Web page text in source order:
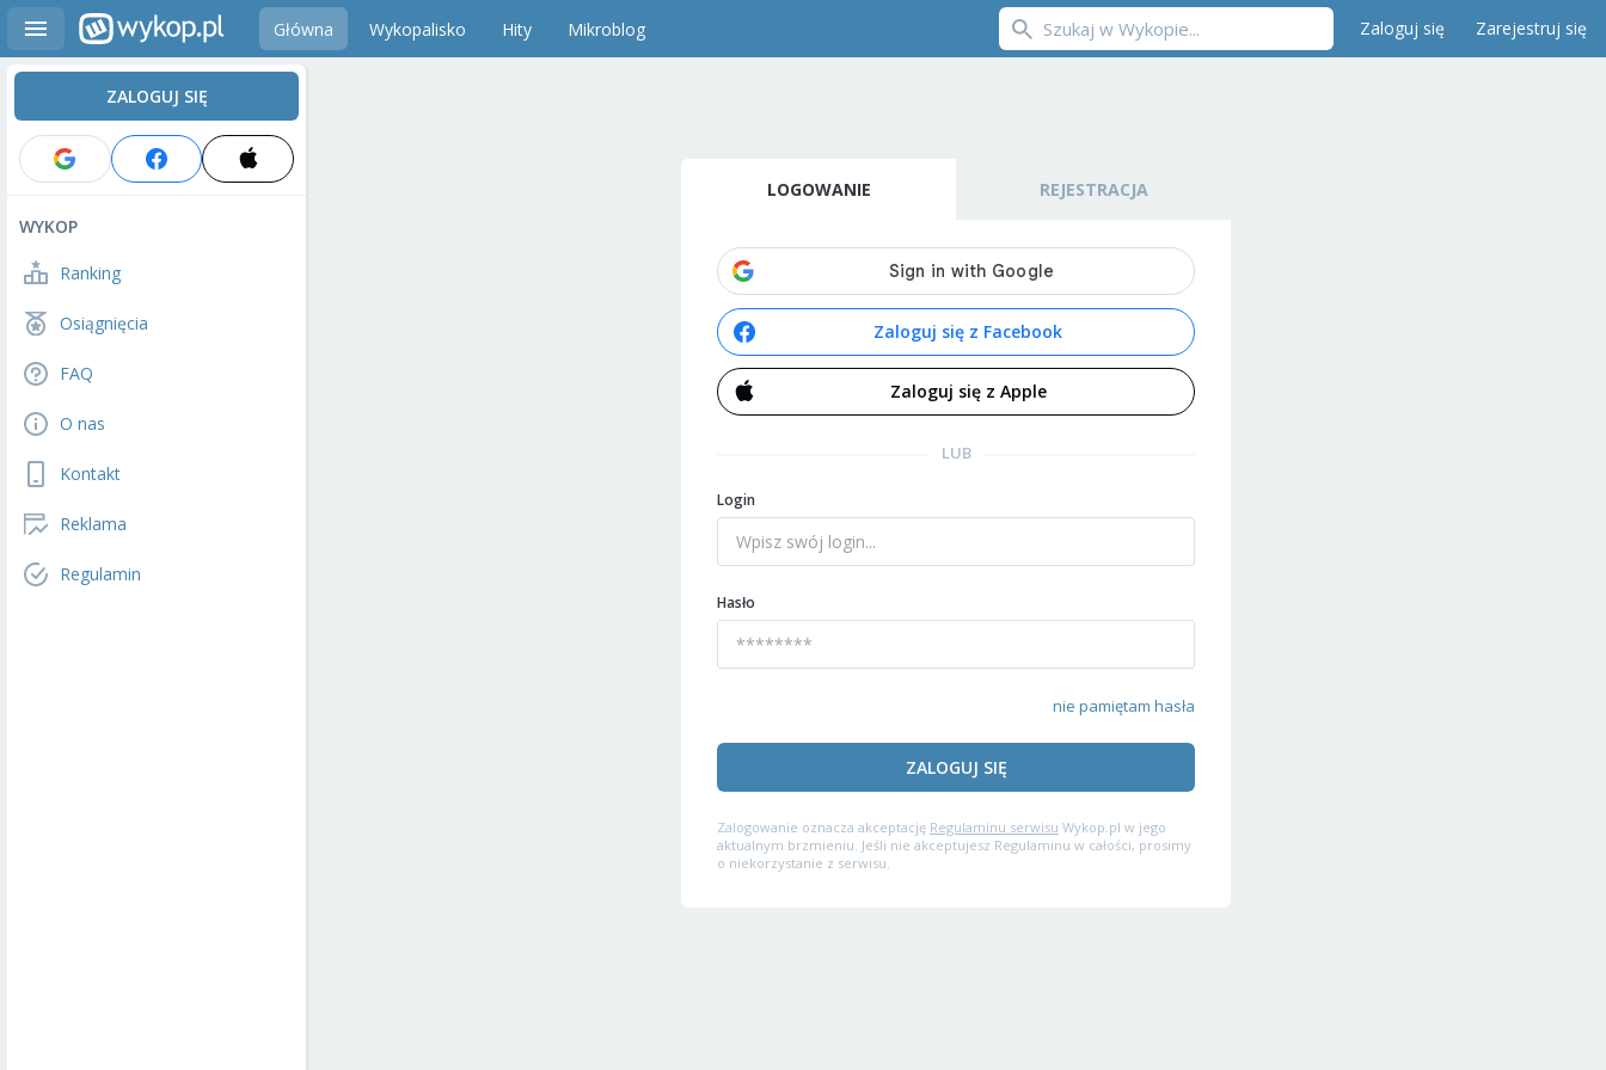
Główna Wykopalisko Hity Mikroblog Zaloguj się Zarejestruj się
ZALOGUJ SIĘ
WYKOP
Ranking
Osiągnięcia
FAQ
O nas
Kontakt
Reklama
Regulamin
LOGOWANIE REJESTRACJA
Zaloguj się z Facebook
Zaloguj się z Apple
LUB
Login
Hasło
nie pamiętam hasła
ZALOGUJ SIĘ
Zalogowanie oznacza akceptację Regulaminu serwisu Wykop.pl w jego
aktualnym brzmieniu. Jeśli nie akceptujesz Regulaminu w całości, prosimy
o niekorzystanie z serwisu.